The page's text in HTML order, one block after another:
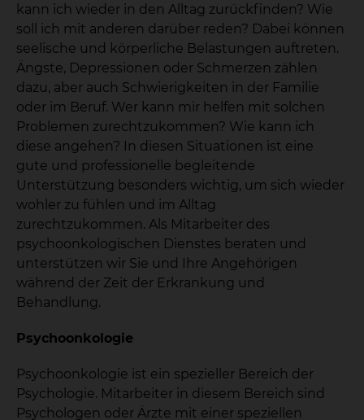
kann ich wieder in den Alltag zurückfinden? Wie
soll ich mit anderen darüber reden? Dabei können
seelische und körperliche Belastungen auftreten.
Ängste, Depressionen oder Schmerzen zählen
dazu, aber auch Schwierigkeiten in der Familie
oder im Beruf. Wer kann mir helfen mit solchen
Problemen zurechtzukommen? Wie kann ich
diese angehen? In diesen Situationen ist eine
gute und professionelle begleitende
Unterstützung besonders wichtig, um sich wieder
wohler zu fühlen und im Alltag
zurechtzukommen. Als Mitarbeiter des
psychoonkologischen Dienstes beraten und
unterstützen wir Sie und Ihre Angehörigen
während der Zeit der Erkrankung und
Behandlung.
Psychoonkologie
Psychoonkologie ist ein spezieller Bereich der
Psychologie. Mitarbeiter in diesem Bereich sind
Psychologen oder Ärzte mit einer speziellen